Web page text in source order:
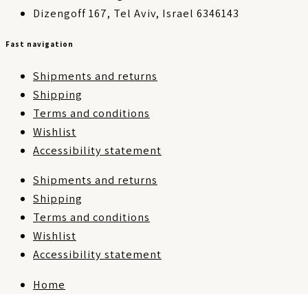
Dizengoff 167, Tel Aviv, Israel 6346143
Fast navigation
Shipments and returns
Shipping
Terms and conditions
Wishlist
Accessibility statement
Shipments and returns
Shipping
Terms and conditions
Wishlist
Accessibility statement
Home